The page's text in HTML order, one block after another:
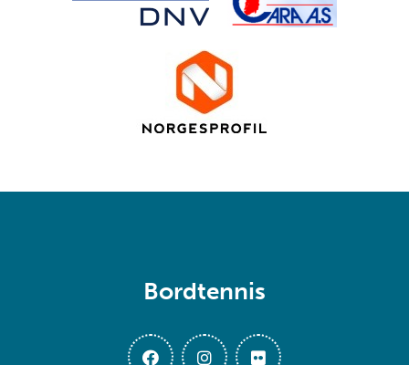
Bordtennis